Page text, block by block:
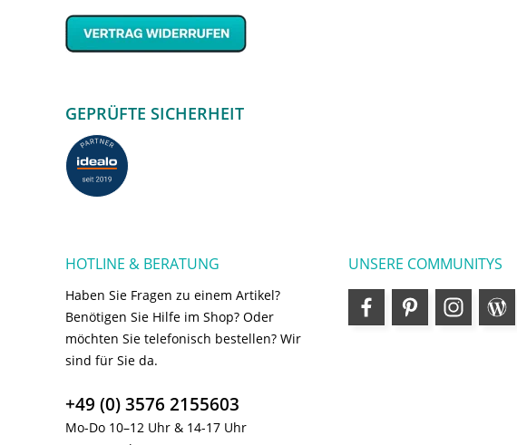
GEPRÜFTE SICHERHEIT
HOTLINE & BERATUNG
Haben Sie Fragen zu einem Artikel?
Benötigen Sie Hilfe im Shop? Oder
möchten Sie telefonisch bestellen? Wir
sind für Sie da.
+49 (0) 3576 2155603
Mo-Do 10–12 Uhr & 14-17 Uhr
UNSERE COMMUNITYS